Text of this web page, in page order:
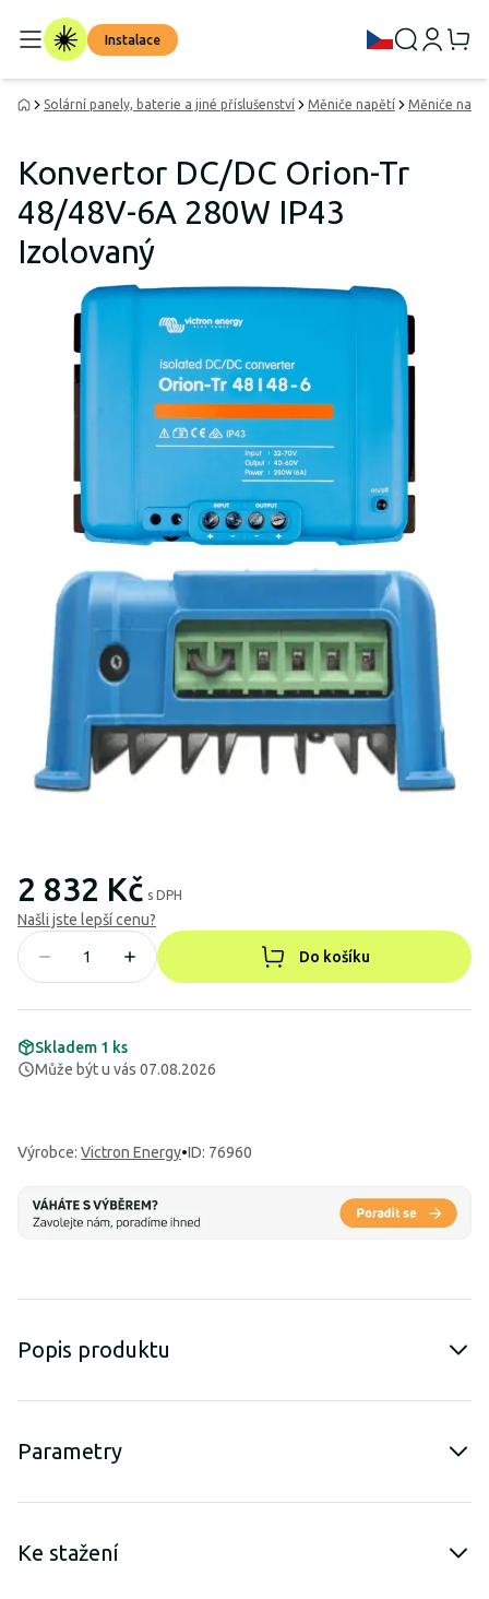
Instalace
Solární panely, baterie a jiné příslušenství Měniče napětí Měniče
Konvertor DC/DC Orion-Tr
48/48V-6A 280W IP43
Izolovaný
2 832 Kč s DPH
Našli jste lepší cenu?
Do košíku
Skladem 1 ks
Může být u vás 07.08.2026
Výrobce: Victron Energy•ID: 76960
Popis produktu
Parametry
Ke stažení